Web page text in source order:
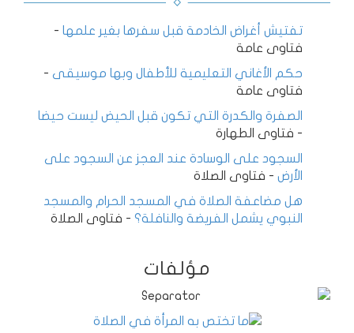
تفتيش أغراض الخادمة قبل سفرها بغير علمها -
فتاوى عامة
حكم الأغاني التعليمية للأطفال وبها موسيقى -
فتاوى عامة
الصفرة والكدرة التي تكون قبل الحيض ليست حيضا
- فتاوى الطهارة
السجود على الوسادة عند العجز عن السجود على
الأرض - فتاوى الصلاة
هل مضاعفة الصلاة في المسجد الحرام والمسجد
النبوي يشمل الفريضة والنافلة؟ - فتاوى الصلاة
مؤلفات